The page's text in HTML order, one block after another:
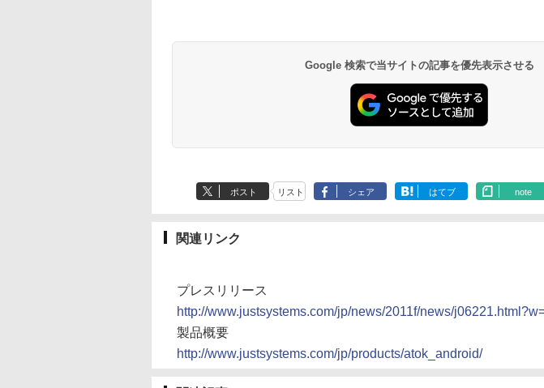
Google 検索で当サイトの記事を優先表示させる
ポスト リスト シェア はてブ note
関連リンク
プレスリリース
http://www.justsystems.com/jp/news/2011f/news/
製品概要
http://www.justsystems.com/jp/products/atok_android/